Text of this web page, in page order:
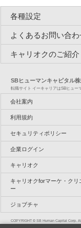
各種設定
よくあるお問い合わ
キャリオクのご紹介
SBヒューマンキャピタル
転職サイト イーキャリアはSBヒュー
会社案内
利用規約
セキュリティポリシー
企業ログイン
キャリオク
キャリオクforマーケ・クリ
ー
ジョブチャ
COPYRIGHT © SB Human Capital Corp.